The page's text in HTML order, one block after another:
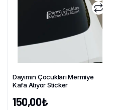
Dayımın Çocukları Mermiye
Kafa Atıyor Sticker
150,00₺